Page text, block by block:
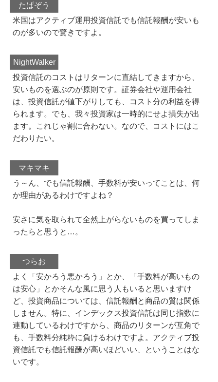
たぱぞう
米国はアクティブ運用投資信託でも信託報酬が安いも
のが多いので驚きですよ。
NightWalker
投資信託のコストはリターンに直結してきますから、
安いものを選ぶのが原則です。証券会社や運用会社
は、投資信託が値下がりしても、コスト分の利益を得
られます。でも、我々投資家は一時的にせよ損失が出
ます。これじゃ割に合わない。なので、コストにはこ
だわりたい。
マキマキ
う～ん、でも信託報酬、手数料が安いってことは、何
か理由があるわけですよね？
安さに気を取られて全然上がらないものを買ってしま
ったらと思うと…。
つらお
よく「安かろう悪かろう」とか、「手数料が高いもの
は安心」とかそんな風に思う人もいると思いますけ
ど、投資商品については、信託報酬と商品の質は関係
しません。特に、インデックス投資信託は同じ指数に
連動しているわけですから、商品のリターンが互角で
も、手数料分純粋に負けるわけですよ。アクティブ投
資信託でも信託報酬が高いほどいい、ということはな
いです。